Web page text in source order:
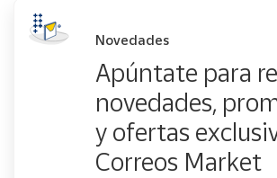
Novedades
Apúntate para
novedades,
y ofertas
Correos Market